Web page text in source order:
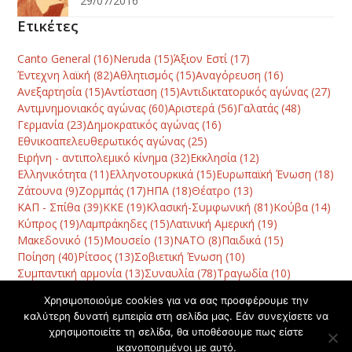
Ετικέτες
Canto General (16)Neruda (15)Άξιον Εστί (17)
Έντεχνη λαϊκή (82)Αθλητισμός (15)Αναγόρευση (16)
Ανεξαρτησία (15)Αντίσταση (15)Αντιδικτατορικός αγώνας (27)
Αντιμνημονιακός αγώνας (60)Αριστερά (56)Γαλατάς (48)
Γερμανία (23)Δημοκρατικός αγώνας (16)
Εθνικοαπελευθερωτικός αγώνας (25)
Ειρήνη - αντιπολεμικό κίνημα (32)Εκκλησία (12)
Ελληνικότητα (11)Ελληνοτουρκικά (15)Ευρωπαϊκή Ένωση (18)
Ζάτουνα (9)Ζορμπάς (17)ΗΠΑ (18)Θέατρο (13)
ΚΑΠ - Σπίθα (39)ΚΚΕ (19)Κλασική-Συμφωνική (81)Κούβα (14)
Κύπρος (19)Λαμπράκηδες (15)Λατινική Αμερική (19)
Μακεδονικό (15)Μουσείο (13)ΝΑΤΟ (8)Παιδικά (15)
Ποίηση (40)Ρίτσος (13)Σοβιετική Ένωση (10)
Συμπαντική αρμονία (13)Συναυλία (78)Τραγωδία (10)
Ο δημιουργικός
«Η ακολουθία του συρτού»
Χρησιμοποιούμε cookies για να σας προσφέρουμε την
καλύτερη δυνατή εμπειρία στη σελίδα μας. Εάν συνεχίσετε να
χρησιμοποιείτε τη σελίδα, θα υποθέσουμε πως είστε
ικανοποιημένοι με αυτό.